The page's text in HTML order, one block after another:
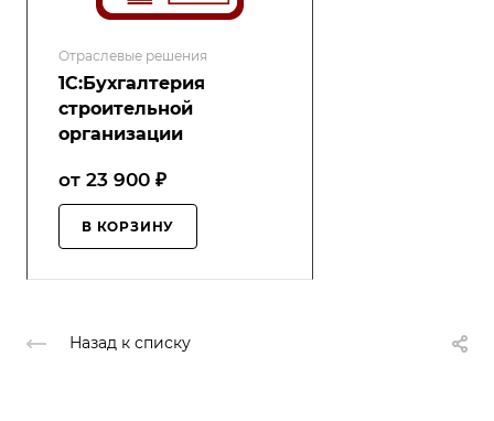
Отраслевые решения
1С:Бухгалтерия
строительной
организации
от 23 900 ₽
В КОРЗИНУ
Назад к списку